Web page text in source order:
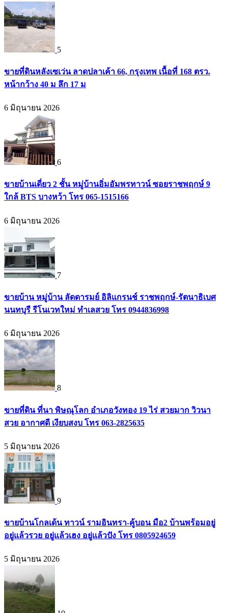
5
ขายที่ดินหลังเซเว่น ลาดปลาเค้า 66, กรุงเทพ เนื้อที่ 168 ตรว.
หน้ากว้าง 40 ม ลึก 17 ม
6 มิถุนายน 2026
6
ขายบ้านเดี่ยว 2 ชั้น หมู่บ้านอิ่มอัมพรทาวน์ ซอยราชพฤกษ์ 9
ใกล้ BTS บางหว้า โทร 065-1515166
6 มิถุนายน 2026
7
ขายบ้าน หมู่บ้าน ลัดดารมย์ อิลิแกรนช์ ราชพฤกษ์-รัตนาธิเบศ
นนทบุรี รีโนเวทใหม่ ทำเลสวย โทร 0944836998
6 มิถุนายน 2026
8
ขายที่ดิน ที่นา พิษณุโลก อำเภอวังทอง 19 ไร่ สวยมาก วิวนา
สวย อากาศดี เงียบสงบ โทร 063-2825635
5 มิถุนายน 2026
9
ขายบ้านโกลเด้น ทาวน์ รามอินทรา-คู้บอน มือ2 บ้านพร้อมอยู่
อยู่แล้วรวย อยู่แล้วเฮง อยู่แล้วปัง โทร 0805924659
5 มิถุนายน 2026